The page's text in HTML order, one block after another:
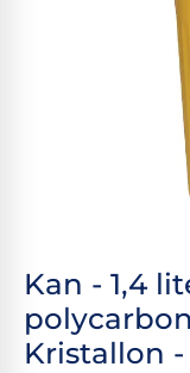
Kan - 1,4
Kristallon -